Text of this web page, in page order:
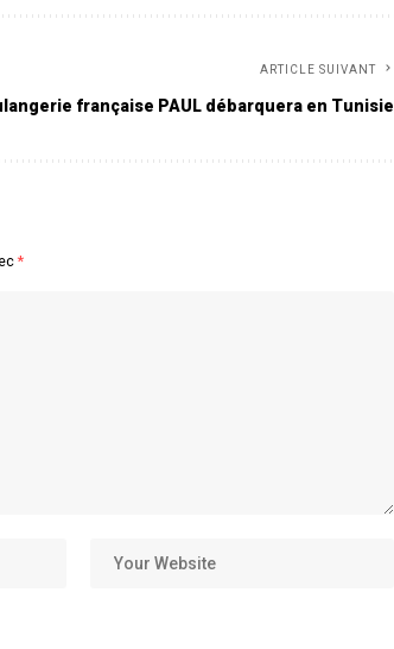
ARTICLE SUIVANT
française PAUL débarquera en Tunisie
*